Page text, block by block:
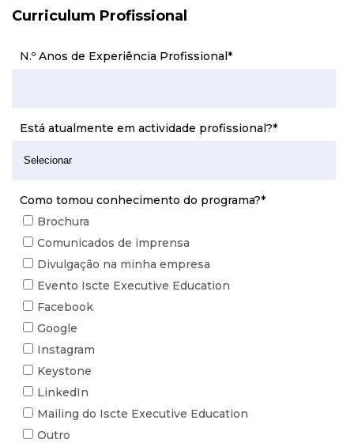
Curriculum Profissional
N.º Anos de Experiência Profissional*
Está atualmente em actividade profissional?*
Como tomou conhecimento do programa?*
Brochura
Comunicados de imprensa
Divulgação na minha empresa
Evento Iscte Executive Education
Facebook
Google
Instagram
Keystone
LinkedIn
Mailing do Iscte Executive Education
Outro